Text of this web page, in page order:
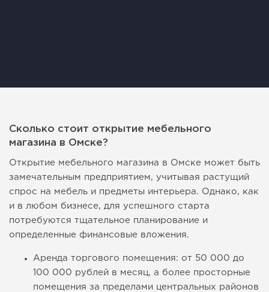
Сколько стоит открытие мебельного
магазина в Омске?
Открытие мебельного магазина в Омске может быть
замечательным предприятием, учитывая растущий
спрос на мебель и предметы интерьера. Однако, как
и в любом бизнесе, для успешного старта
потребуются тщательное планирование и
определенные финансовые вложения.
Аренда торгового помещения: от 50 000 до
100 000 рублей в месяц, а более просторные
помещения за пределами центральных районов